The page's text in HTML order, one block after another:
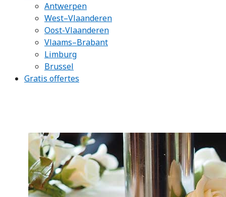
Antwerpen
West–Vlaanderen
Oost-Vlaanderen
Vlaams–Brabant
Limburg
Brussel
Gratis offertes